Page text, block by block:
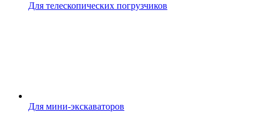
Для телескопических погрузчиков
Для мини-экскаваторов